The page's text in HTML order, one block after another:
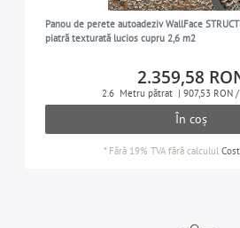
Panou de perete autoadeziv WallFace
piatră texturată lucios cupru 2,6 m2
2.359,58
2.6 Metru pătrat | 907,53 RON
În coș
* Fără 19% TVAfără calculul